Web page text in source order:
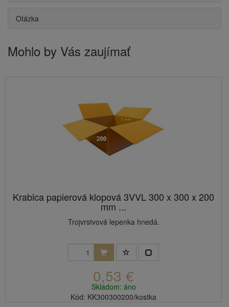
Otázka
Mohlo by Vás zaujímať
Krabica papierová klopová 3VVL 300 x 300 x 200
mm ...
Trojvrstvová lepenka hnedá.
0,53 €
Skladom: áno
Kód: KK300300200/kostka